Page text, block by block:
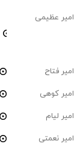
امیر عظیمی
امیر فتاح
امیر کوهی
امیر لیام
امیر نعمتی